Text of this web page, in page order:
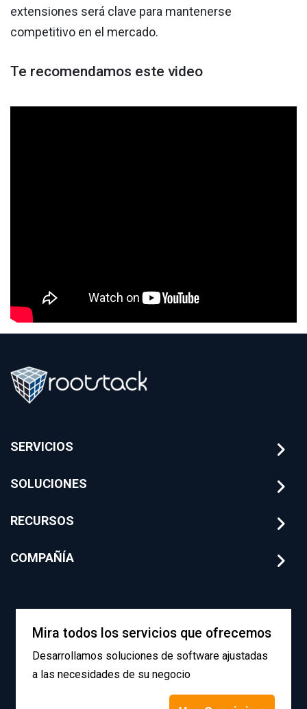
extensiones será clave para mantenerse
competitivo en el mercado.
Te recomendamos este video
SERVICIOS
SOLUCIONES
RECURSOS
COMPAÑÍA
Mira todos los servicios que ofrecemos
Desarrollamos soluciones de software ajustadas
a las necesidades de su negocio